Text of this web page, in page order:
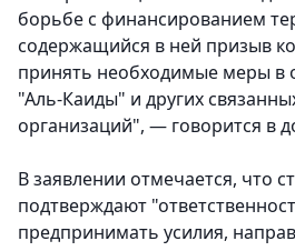
борьбе с финансированием
содержащийся в ней призыв
принять необходимые меры
"Аль-Каиды" и других
организаций", — говорится в
В заявлении отмечается, что
подтверждают
предпринимать усилия,